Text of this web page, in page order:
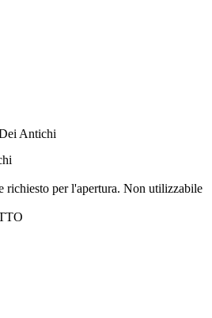
Antichi
richiesto per l'apertura. Non utilizzabile